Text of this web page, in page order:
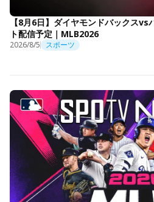
【8月6日】ダイヤモンドバックス
ト配信予定｜MLB2026
2026/8/5 スポーツ